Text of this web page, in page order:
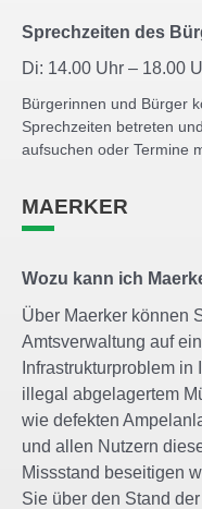
Sprechzeiten des
Di: 14.00 Uhr – 18.00
Bürgerinnen und Bürger
Sprechzeiten betreten
aufsuchen oder Termine
MAERKER
Wozu kann ich
Über Maerker können
Amtsverwaltung auf
Infrastrukturproblem in
illegal abgelagertem
wie defekten
und allen Nutzern
Missstand beseitigen
Sie über den Stand